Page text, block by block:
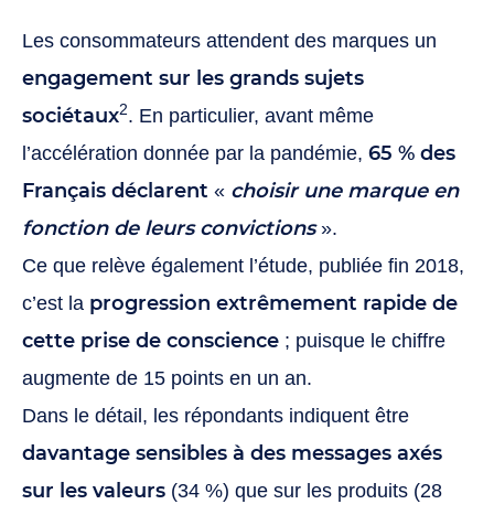
Les consommateurs attendent des marques un
engagement sur les grands sujets
sociétaux2. En particulier, avant même
l’accélération donnée par la pandémie, 65 % des
Français déclarent « choisir une marque en
fonction de leurs convictions ».
Ce que relève également l’étude, publiée fin 2018,
c’est la progression extrêmement rapide de
cette prise de conscience ; puisque le chiffre
augmente de 15 points en un an.
Dans le détail, les répondants indiquent être
davantage sensibles à des messages axés
sur les valeurs (34 %) que sur les produits (28